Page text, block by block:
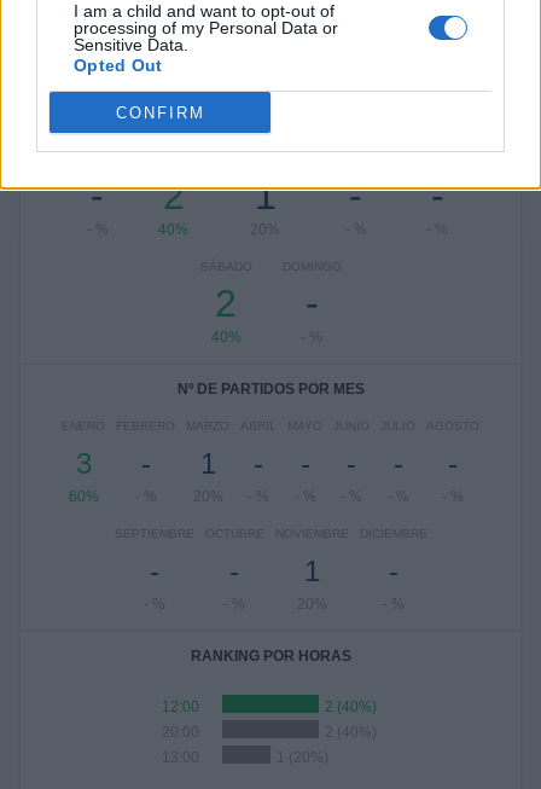
I am a child and want to opt-out of
processing of my Personal Data or
Sensitive Data.
Opted Out
CONFIRM
Ver ranking completo
Nº DE PARTIDOS POR DÍA DE LA SEMANA
-
- %
2
40%
1
20%
-
- %
-
- %
SÁBADO
2
40%
DOMINGO
-
- %
Nº DE PARTIDOS POR MES
ENERO
3
60%
FEBRERO
-
- %
MARZO
1
20%
ABRIL
-
- %
MAYO
-
- %
JUNIO
-
- %
JULIO
-
- %
AGOSTO
-
- %
SEPTIEMBRE
-
- %
OCTUBRE
-
- %
NOVIEMBRE
1
20%
DICIEMBRE
-
- %
RANKING POR HORAS
12:00
2 (40%)
20:00
2 (40%)
13:00
1 (20%)